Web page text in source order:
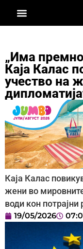
„Има
Каја Калас
учество на
Каја Калас
жени во
води кон потрајни
19/05/2026